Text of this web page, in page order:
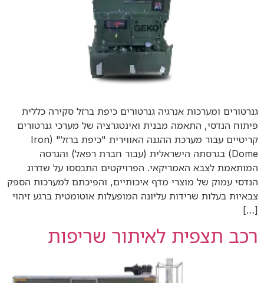
גנרטורים ומערכות אנרגיה גנרטורים כיפת ברזל סקירה כללית
פיתוח הנדסי, התאמה מבנית ואינטגרציה של מערכי גנרטורים
קריטיים עבור מערכת ההגנה האווירית "כיפת ברזל" (Iron
Dome) בגרסתה הישראלית (עבור חברת רפאל) והגרסה
המותאמת לצבא האמריקאי. הפרויקטים התבססו על שדרוג
הנדסי עמוק של מוצרי מדף איכותיים, והפיכתם למערכות הספק
צבאיות בעלות שרידות עליונה המופעלות אוטומטית ברגע זיהוי
[…]
רכב תצפית לאיתור שריפות